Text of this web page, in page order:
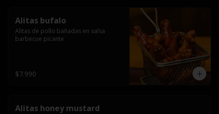
Alitas bufalo
Alitas de pollo bañadas en salsa
barbecue picante
$7.990
Alitas honey mustard